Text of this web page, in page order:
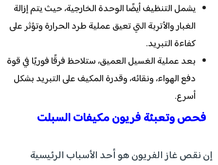
يشمل التنظيف أيضًا الوحدة الخارجية، حيث يتم إزالة
الغبار والأتربة التي تعيق عملية طرد الحرارة وتؤثر على
كفاءة التبريد.
بعد عملية الغسيل العميق، ستلاحظ فرقًا فوريًا في قوة
دفع الهواء، ونقائه، وقدرة المكيف على التبريد بشكل
أسرع.
فحص وتعبئة فريون مكيفات السبلت
إن نقص غاز الفريون هو أحد الأسباب الرئيسية